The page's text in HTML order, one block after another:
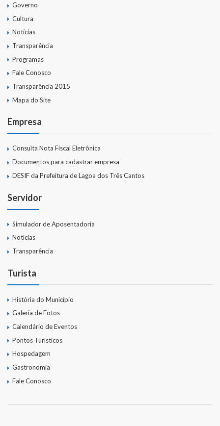
Governo
Cultura
Notícias
Transparência
Programas
Fale Conosco
Transparência 2015
Mapa do Site
Empresa
Consulta Nota Fiscal Eletrônica
Documentos para cadastrar empresa
DESIF da Prefeitura de Lagoa dos Três Cantos
Servidor
Simulador de Aposentadoria
Notícias
Transparência
Turista
História do Município
Galeria de Fotos
Calendário de Eventos
Pontos Turísticos
Hospedagem
Gastronomia
Fale Conosco